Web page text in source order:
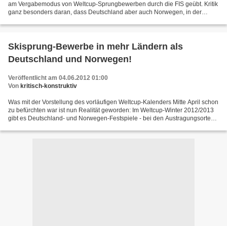
am Vergabemodus von Weltcup-Sprungbewerben durch die FIS geübt. Kritik
ganz besonders daran, dass Deutschland aber auch Norwegen, in der
Skisprung-Bewerbe in mehr Ländern als
Deutschland und Norwegen!
Veröffentlicht am 04.06.2012 01:00
Von kritisch-konstruktiv
Was mit der Vorstellung des vorläufigen Weltcup-Kalenders Mitte April schon
zu befürchten war ist nun Realität geworden: Im Weltcup-Winter 2012/2013
gibt es Deutschland- und Norwegen-Festspiele - bei den Austragungsorten
13_men-ladies1.pdf...